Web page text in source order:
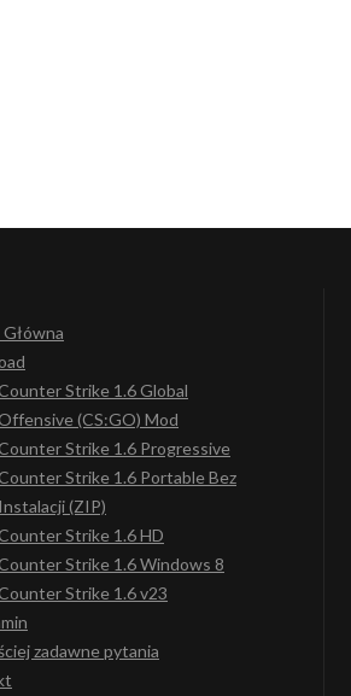
Counter Strike 1.6 Global
Offensive (CS:GO) Mod
Counter Strike 1.6 Progressive
Counter Strike 1.6 Portable Bez
Instalacji (ZIP)
Counter Strike 1.6 HD
Counter Strike 1.6 Windows 8
Counter Strike 1.6 v23
zadawne pytania